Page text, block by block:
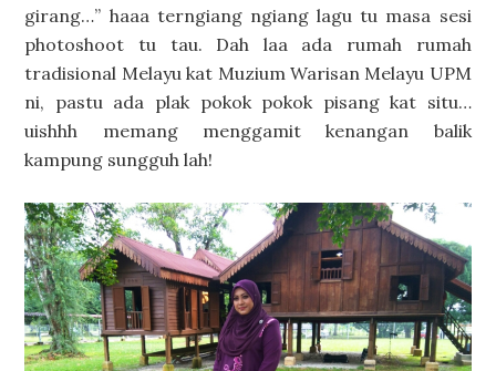
girang…” haaa terngiang ngiang lagu tu masa sesi
photoshoot tu tau. Dah laa ada rumah rumah
tradisional Melayu kat Muzium Warisan Melayu UPM
ni, pastu ada plak pokok pokok pisang kat situ…
uishhh memang menggamit kenangan balik
kampung sungguh lah!